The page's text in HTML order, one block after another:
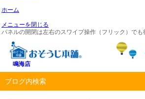
ホーム
メニューを閉じる
パネルの開閉は左右のスワイプ操作（フリック）でも
鳴海店
ブログ内検索